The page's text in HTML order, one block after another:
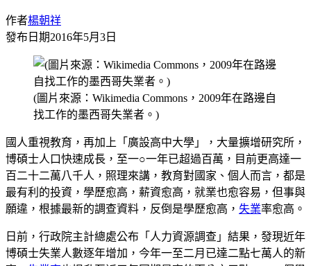
作者楊朝祥
發布日期2016年5月3日
(圖片來源：Wikimedia Commons，2009年在路邊自
找工作的墨西哥失業者。)
國人重視教育，再加上「廣設高中大學」，大量擴增研究所，
博碩士人口快速成長，至一○一年已超過百萬，目前更高達一
百二十二萬八千人，照理來講，教育對國家、個人而言，都是
最有利的投資，學歷愈高，薪資愈高，就業也愈容易，但事與
願違，根據最新的調查資料，反倒是學歷愈高， 失業率愈高。
日前，行政院主計總處公布「人力資源調查」結果，發現近年
博碩士失業人數逐年增加，今年一至二月已達二點七萬人的新